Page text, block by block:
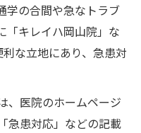
学の合間や急なトラブ
「キレイハ岡山院」な
な立地にあり、急患対
、医院のホームページ
急患対応」などの記載